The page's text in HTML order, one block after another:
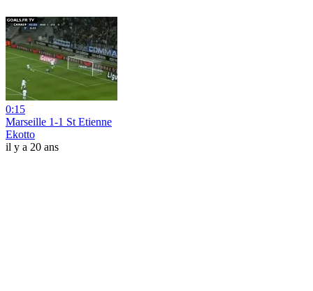
0:15
Marseille 1-1 St Etienne
Ekotto
il y a 20 ans